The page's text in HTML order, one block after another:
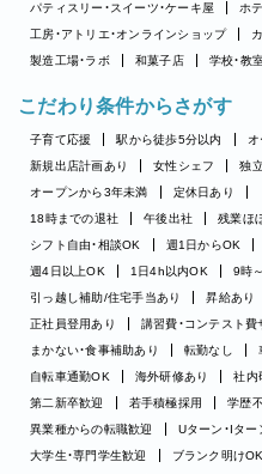
パティスリー・スイーツ・ケーキ屋
ホ
工房・アトリエ・オンラインショップ
製造工場・ラボ
和菓子店 学校・教
こだわり条件からさがす
子育て応援 駅から徒歩5分以内
新規出店計画あり
女性シェフ 独
オープンから3年未満
定休日あり
18時までの退社
午後出社 残業ほ
シフト自由・相談OK
週1日からOK
週4日以上OK
1日4h以内OK 9時
引っ越し補助/住宅手当あり
昇給あり
正社員登用あり
講習費・コンテスト費
まかない・食事補助あり
転勤なし
自転車通勤OK
海外研修あり 社内
第二新卒歓迎
若手積極採用 学歴
異業種からの転職歓迎
Uターン・Iター
大学生・専門学生歓迎
ブランク明けOK